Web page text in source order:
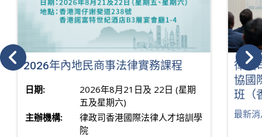
2026年內地民商事法律實務課程
日期:
2026年8月21日及 22日 (星期
五及星期六)
主辦機構:
律政司香港國際法律人才培訓學
院
律政
協國
班（
最新